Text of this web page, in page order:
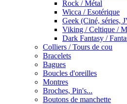
Rock / Métal
Wicca / Esotérique
Geek (Ciné, séries,
Viking / Celtique /
Dark Fantasy /
Colliers / Tours de cou
Bracelets
Bagues
Boucles d'oreilles
Montres
Broches, Pin's...
Boutons de manchette